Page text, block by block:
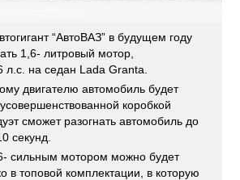
“АвтоВАЗ” в будущем году
1,6- литровый мотор,
на седан Lada Granta.
двигателю автомобиль будет
коробкой
сможет разогнать автомобиль до
секунд.
сильным мотором можно будет
в топовой комплектации, в которую